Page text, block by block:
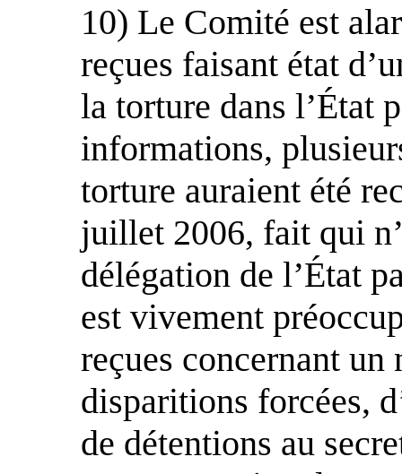
10) Le Comité est
reçues faisant état
la torture dans l’État
informations,
torture auraient été
juillet 2006, fait qui
délégation de l’État
est vivement
reçues concernant un
disparitions forcées,
de détentions au